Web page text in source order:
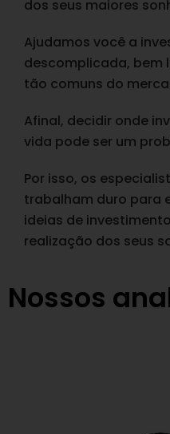
dos seus maiores
Ajudamos você a
descomplicada, bem
tão comuns do
Afinal, decidir onde
vida pode ser um
Por isso, os
trabalham duro para
ideias de
realização dos seus
Nossos